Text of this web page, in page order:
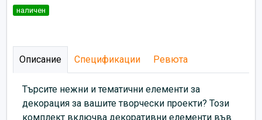
наличен
Описание Спецификации Ревюта
Търсите нежни и тематични елементи за
декорация за вашите творчески проекти? Този
комплект включва декоративни елементи във